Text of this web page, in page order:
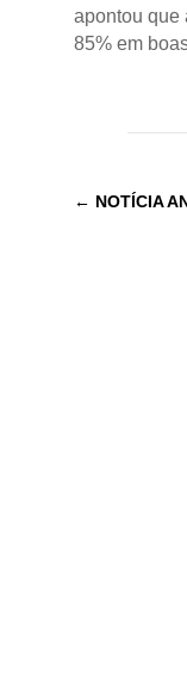
apontou que
85% em
← NOTÍCIA